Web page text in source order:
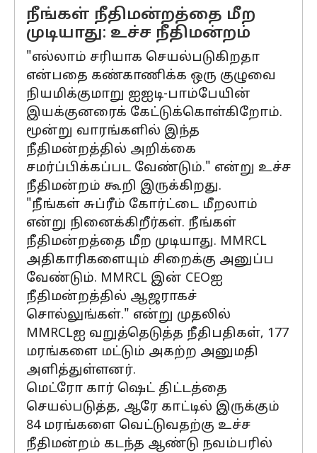
நீங்கள் நீதிமன்றத்தை மீற
முடியாது: உச்ச நீதிமன்றம்
"எல்லாம் சரியாக செயல்படுகிறதா
என்பதை கண்காணிக்க ஒரு குழுவை
நியமிக்குமாறு ஐஐடி-பாம்பேயின்
இயக்குனரைக் கேட்டுக்கொள்கிறோம்.
மூன்று வாரங்களில் இந்த
நீதிமன்றத்தில் அறிக்கை
சமர்ப்பிக்கப்பட வேண்டும்." என்று உச்ச
நீதிமன்றம் கூறி இருக்கிறது.
"நீங்கள் சுப்ரீம் கோர்ட்டை மீறலாம்
என்று நினைக்கிறீர்கள். நீங்கள்
நீதிமன்றத்தை மீற முடியாது. MMRCL
அதிகாரிகளையும் சிறைக்கு அனுப்ப
வேண்டும். MMRCL இன் CEOஐ
நீதிமன்றத்தில் ஆஜராகச்
சொல்லுங்கள்." என்று முதலில்
MMRCLஐ வறுத்தெடுத்த நீதிபதிகள், 177
மரங்களை மட்டும் அகற்ற அனுமதி
அளித்துள்ளனர்.
மெட்ரோ கார் ஷெட் திட்டத்தை
செயல்படுத்த, ஆரே காட்டில் இருக்கும்
84 மரங்களை வெட்டுவதற்கு உச்ச
நீதிமன்றம் கடந்த ஆண்டு நவம்பரில்